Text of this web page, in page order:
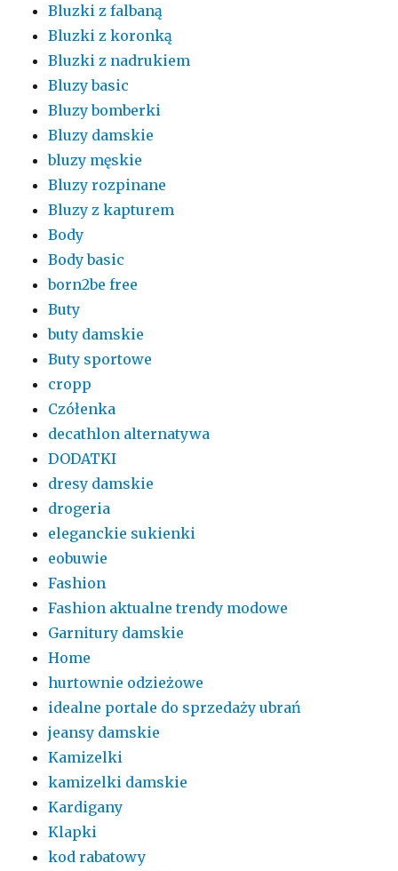
Bluzki z falbaną
Bluzki z koronką
Bluzki z nadrukiem
Bluzy basic
Bluzy bomberki
Bluzy damskie
bluzy męskie
Bluzy rozpinane
Bluzy z kapturem
Body
Body basic
born2be free
Buty
buty damskie
Buty sportowe
cropp
Czółenka
decathlon alternatywa
DODATKI
dresy damskie
drogeria
eleganckie sukienki
eobuwie
Fashion
Fashion aktualne trendy modowe
Garnitury damskie
Home
hurtownie odzieżowe
idealne portale do sprzedaży ubrań
jeansy damskie
Kamizelki
kamizelki damskie
Kardigany
Klapki
kod rabatowy